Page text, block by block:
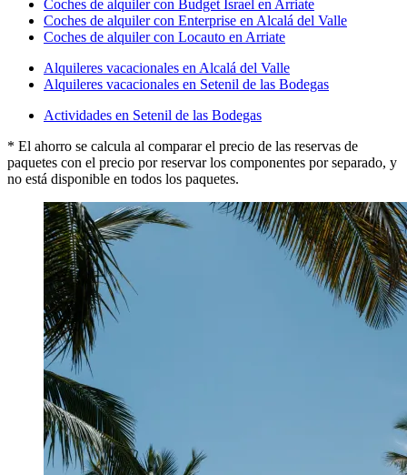
Vacaciones en El Gastor
Puerta de Almocábar
Fuente de los Ocho Caños
Visitar Alcalá del Valle
Alquiler de coches en Alcalá del Valle
Alquiler de coches en Setenil de las Bodegas
Coches de alquiler con Get Your Car en Alcalá del Valle
Coches de alquiler con Enterprise en Alcalá del Valle
Coches de alquiler con Locauto en Arriate
Alquileres vacacionales en Alcalá del Valle
Alquileres vacacionales en Setenil de las Bodegas
Actividades en Setenil de las Bodegas
* El ahorro se calcula al comparar el precio de las reservas de
paquetes con el precio por reservar los componentes por separado, y
no está disponible en todos los paquetes.